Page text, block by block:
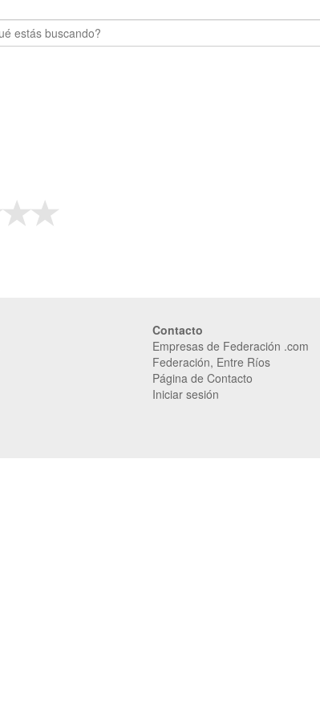
Contacto
Empresas de Federación .com
Federación, Entre Ríos
Página de Contacto
Iniciar sesión